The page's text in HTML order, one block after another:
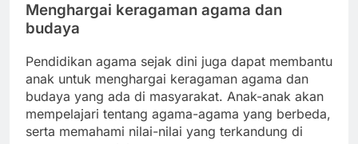
Menghargai keragaman agama dan
budaya
Pendidikan agama sejak dini juga dapat membantu
anak untuk menghargai keragaman agama dan
budaya yang ada di masyarakat. Anak-anak akan
mempelajari tentang agama-agama yang berbeda,
serta memahami nilai-nilai yang terkandung di